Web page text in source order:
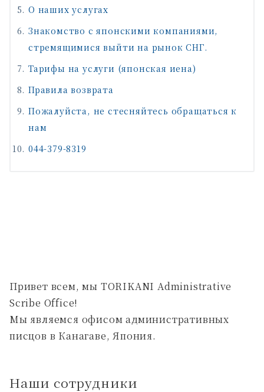
О наших услугах
Знакомство с японскими компаниями,
стремящимися выйти на рынок СНГ.
Тарифы на услуги (японская иена)
Правила возврата
Пожалуйста, не стесняйтесь обращаться к
нам
044-379-8319
Привет всем, мы TORIKANI Administrative
Scribe Office!
Мы являемся офисом административных
писцов в Канагаве, Япония.
Наши сотрудники